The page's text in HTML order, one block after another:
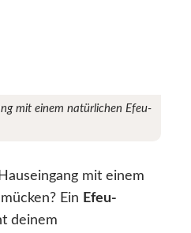
mit einem natürlichen Efeu-
mit einem
Ein Efeu-
deinem